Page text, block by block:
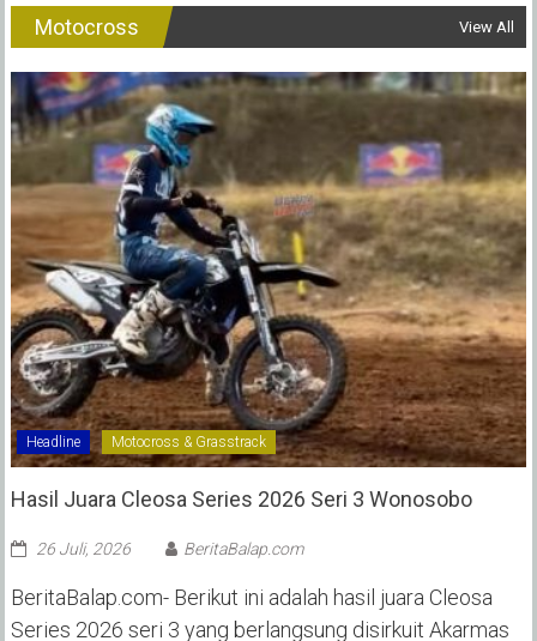
Motocross View All
Headline Motocross & Grasstrack
Hasil Juara Cleosa Series 2026 Seri 3 Wonosobo ‎
26 Juli, 2026 BeritaBalap.com
BeritaBalap.com- Berikut ini adalah hasil juara Cleosa
Series 2026 seri 3 yang berlangsung disirkuit Akarmas